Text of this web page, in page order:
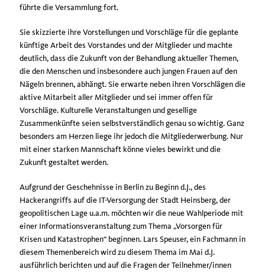
führte die Versammlung fort.
Sie skizzierte ihre Vorstellungen und Vorschläge für die geplante
künftige Arbeit des Vorstandes und der Mitglieder und machte
deutlich, dass die Zukunft von der Behandlung aktueller Themen,
die den Menschen und insbesondere auch jungen Frauen auf den
Nägeln brennen, abhängt. Sie erwarte neben ihren Vorschlägen die
aktive Mitarbeit aller Mitglieder und sei immer offen für
Vorschläge. Kulturelle Veranstaltungen und gesellige
Zusammenkünfte seien selbstverständlich genau so wichtig. Ganz
besonders am Herzen liege ihr jedoch die Mitgliederwerbung. Nur
mit einer starken Mannschaft könne vieles bewirkt und die
Zukunft gestaltet werden.
Aufgrund der Geschehnisse in Berlin zu Beginn d.J., des
Hackerangriffs auf die IT-Versorgung der Stadt Heinsberg, der
geopolitischen Lage u.a.m. möchten wir die neue Wahlperiode mit
einer Informationsveranstaltung zum Thema „Vorsorgen für
Krisen und Katastrophen“ beginnen. Lars Speuser, ein Fachmann in
diesem Themenbereich wird zu diesem Thema im Mai d.J.
ausführlich berichten und auf die Fragen der Teilnehmer/innen